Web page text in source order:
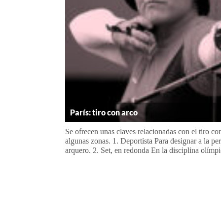
París: tiro con arco
Se ofrecen unas claves relacionadas con el tiro
algunas zonas. 1. Deportista Para designar a la
arquero. 2. Set, en redonda En la disciplina